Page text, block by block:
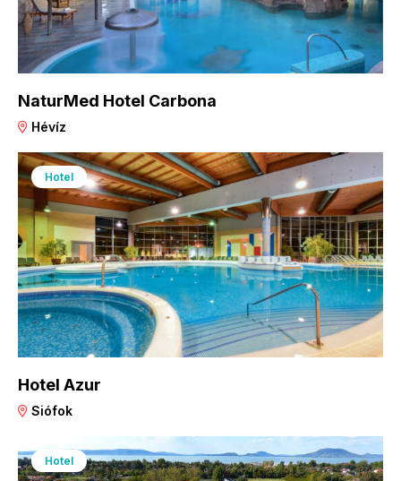
NaturMed Hotel Carbona
Hévíz
Hotel
Hotel Azur
Siófok
Hotel